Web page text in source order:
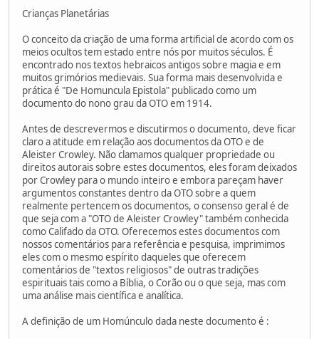
Crianças Planetárias
O conceito da criação de uma forma artificial de acordo com os
meios ocultos tem estado entre nós por muitos séculos. É
encontrado nos textos hebraicos antigos sobre magia e em
muitos grimórios medievais. Sua forma mais desenvolvida e
prática é "De Homuncula Epistola" publicado como um
documento do nono grau da OTO em 1914.
Antes de descrevermos e discutirmos o documento, deve ficar
claro a atitude em relação aos documentos da OTO e de
Aleister Crowley. Não clamamos qualquer propriedade ou
direitos autorais sobre estes documentos, eles foram deixados
por Crowley para o mundo inteiro e embora pareçam haver
argumentos constantes dentro da OTO sobre a quem
realmente pertencem os documentos, o consenso geral é de
que seja com a "OTO de Aleister Crowley" também conhecida
como Califado da OTO. Oferecemos estes documentos com
nossos comentários para referência e pesquisa, imprimimos
eles com o mesmo espírito daqueles que oferecem
comentários de "textos religiosos" de outras tradições
espirituais tais como a Bíblia, o Corão ou o que seja, mas com
uma análise mais científica e analítica.
A definição de um Homúnculo dada neste documento é :